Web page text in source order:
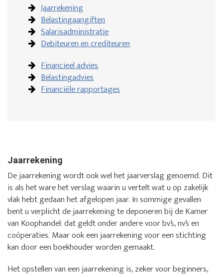
Jaarrekening
Belastingaangiften
Salarisadministratie
Debiteuren en crediteuren
Financieel advies
Belastingadvies
Financiële rapportages
Jaarrekening
De jaarrekening wordt ook wel het jaarverslag genoemd. Dit
is als het ware het verslag waarin u vertelt wat u op zakelijk
vlak hebt gedaan het afgelopen jaar. In sommige gevallen
bent u verplicht de jaarrekening te deponeren bij de Kamer
van Koophandel: dat geldt onder andere voor bv’s, nv’s en
coöperaties. Maar ook een jaarrekening voor een stichting
kan door een boekhouder worden gemaakt.
Het opstellen van een jaarrekening is, zeker voor beginners,